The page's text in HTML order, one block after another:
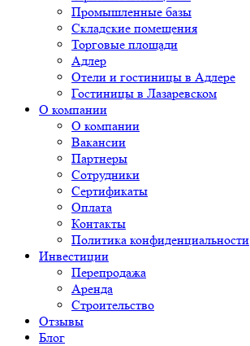
Промышленные базы
Складские помещения
Торговые площади
Адлер
Отели и гостиницы в Адлере
Гостиницы в Лазаревском
О компании
О компании
Вакансии
Партнеры
Сотрудники
Сертификаты
Оплата
Контакты
Политика конфиденциальности
Инвестиции
Перепродажа
Аренда
Строительство
Отзывы
Блог